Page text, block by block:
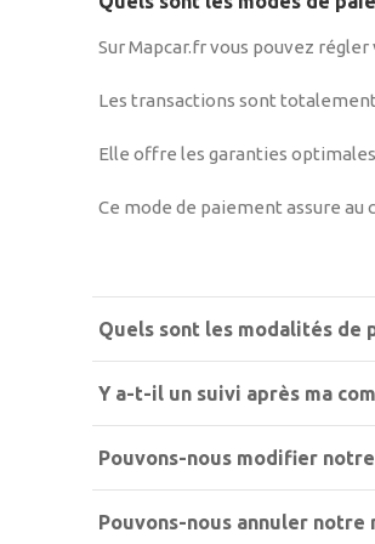
Sur Mapcar.fr vous pouvez
Les transactions sont
Elle offre les garanties
Ce mode de paiement assure au
Quels sont les modalités de
Y a-t-il un suivi après ma
Pouvons-nous modifier
Pouvons-nous annuler notre